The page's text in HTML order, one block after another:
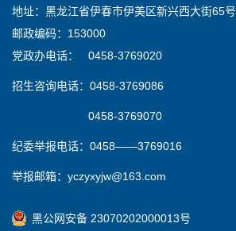
地址：黑龙江省伊春市伊美区新兴西大街65号
邮政编码：153000
党政办电话： 0458-3769020
招生咨询电话：0458-3769086
0458-3769070
纪委举报电话：0458——3769016
举报邮箱：yczyxyjw@163.com
黑公网安备 23070202000013号